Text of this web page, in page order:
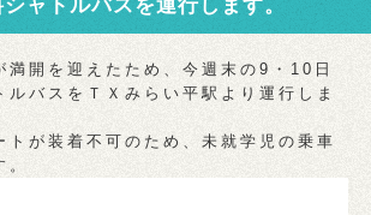
ャトルバスを運行します。
満開を迎えたため、今週末の9・10日
ルバスをＴＸみらい平駅より運行しま
が装着不可のため、未就学児の乗車